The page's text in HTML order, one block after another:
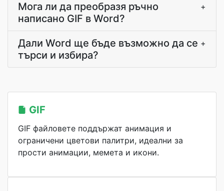
Мога ли да преобразя ръчно
написано GIF в Word?
+
Дали Word ще бъде възможно да се
търси и избира?
+
GIF
GIF файловете поддържат анимация и
ограничени цветови палитри, идеални за
прости анимации, мемета и икони.